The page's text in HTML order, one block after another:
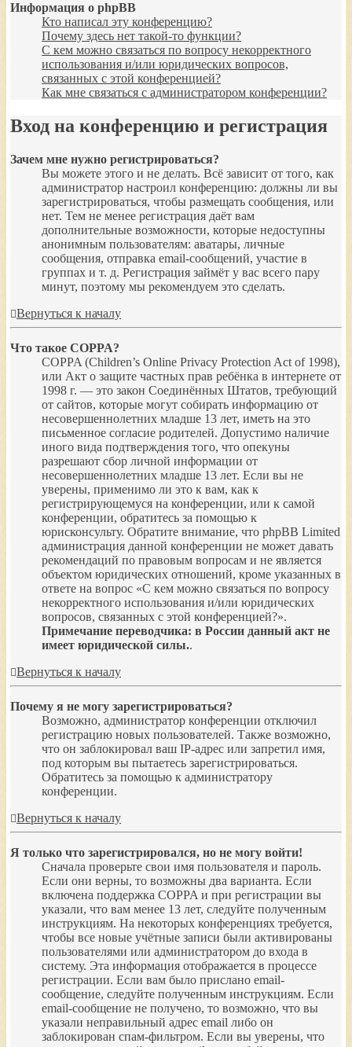
Информация о phpBB
Кто написал эту конференцию?
Почему здесь нет такой-то функции?
С кем можно связаться по вопросу некорректного
использования и/или юридических вопросов,
связанных с этой конференцией?
Как мне связаться с администратором конференции?
Вход на конференцию и регистрация
Зачем мне нужно регистрироваться?
Вы можете этого и не делать. Всё зависит от того, как
администратор настроил конференцию: должны ли вы
зарегистрироваться, чтобы размещать сообщения, или
нет. Тем не менее регистрация даёт вам
дополнительные возможности, которые недоступны
анонимным пользователям: аватары, личные
сообщения, отправка email-сообщений, участие в
группах и т. д. Регистрация займёт у вас всего пару
минут, поэтому мы рекомендуем это сделать.
Вернуться к началу
Что такое COPPA?
COPPA (Children’s Online Privacy Protection Act of 1998),
или Акт о защите частных прав ребёнка в интернете от
1998 г. — это закон Соединённых Штатов, требующий
от сайтов, которые могут собирать информацию от
несовершеннолетних младше 13 лет, иметь на это
письменное согласие родителей. Допустимо наличие
иного вида подтверждения того, что опекуны
разрешают сбор личной информации от
несовершеннолетних младше 13 лет. Если вы не
уверены, применимо ли это к вам, как к
регистрирующемуся на конференции, или к самой
конференции, обратитесь за помощью к
юрисконсульту. Обратите внимание, что phpBB Limited
администрация данной конференции не может давать
рекомендаций по правовым вопросам и не является
объектом юридических отношений, кроме указанных в
ответе на вопрос «С кем можно связаться по вопросу
некорректного использования и/или юридических
вопросов, связанных с этой конференцией?».
Примечание переводчика: в России данный акт не
имеет юридической силы..
Вернуться к началу
Почему я не могу зарегистрироваться?
Возможно, администратор конференции отключил
регистрацию новых пользователей. Также возможно,
что он заблокировал ваш IP-адрес или запретил имя,
под которым вы пытаетесь зарегистрироваться.
Обратитесь за помощью к администратору
конференции.
Вернуться к началу
Я только что зарегистрировался, но не могу войти!
Сначала проверьте свои имя пользователя и пароль.
Если они верны, то возможны два варианта. Если
включена поддержка COPPA и при регистрации вы
указали, что вам менее 13 лет, следуйте полученным
инструкциям. На некоторых конференциях требуется,
чтобы все новые учётные записи были активированы
пользователями или администратором до входа в
систему. Эта информация отображается в процессе
регистрации. Если вам было прислано email-
сообщение, следуйте полученным инструкциям. Если
email-сообщение не получено, то возможно, что вы
указали неправильный адрес email либо он
заблокирован спам-фильтром. Если вы уверены, что